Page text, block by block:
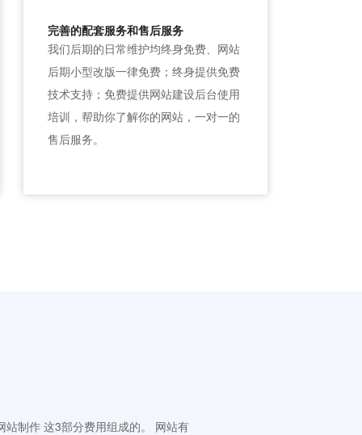
完善的配套服务和售后服务
我们后期的日常维护均终身免费、网站
后期小型改版一律免费；终身提供免费
技术支持；免费提供网站建设后台使用
培训，帮助你了解你的网站，一对一的
售后服务。
制作 这3部分费用组成的。 网站有